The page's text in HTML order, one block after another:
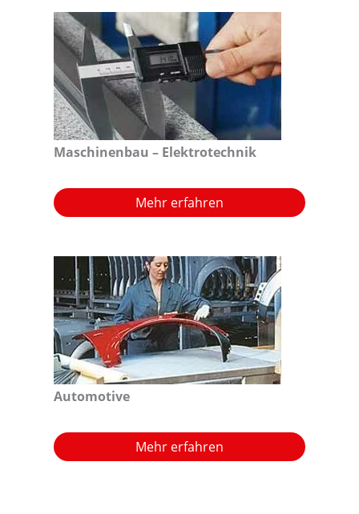
Maschinenbau – Elektrotechnik
Mehr erfahren
Automotive
Mehr erfahren